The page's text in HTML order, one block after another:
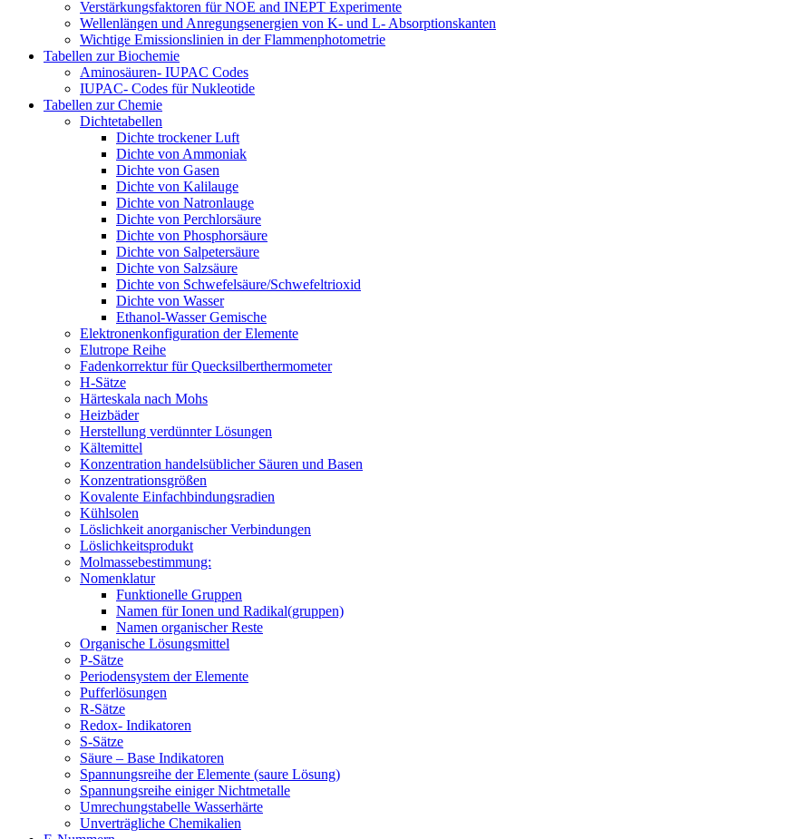
Verstärkungsfaktoren für NOE and INEPT Experimente
Wellenlängen und Anregungsenergien von K- und L- Absorptionskanten
Wichtige Emissionslinien in der Flammenphotometrie
Tabellen zur Biochemie
Aminosäuren- IUPAC Codes
IUPAC- Codes für Nukleotide
Tabellen zur Chemie
Dichtetabellen
Dichte trockener Luft
Dichte von Ammoniak
Dichte von Gasen
Dichte von Kalilauge
Dichte von Natronlauge
Dichte von Perchlorsäure
Dichte von Phosphorsäure
Dichte von Salpetersäure
Dichte von Salzsäure
Dichte von Schwefelsäure/Schwefeltrioxid
Dichte von Wasser
Ethanol-Wasser Gemische
Elektronenkonfiguration der Elemente
Elutrope Reihe
Fadenkorrektur für Quecksilberthermometer
H-Sätze
Härteskala nach Mohs
Heizbäder
Herstellung verdünnter Lösungen
Kältemittel
Konzentration handelsüblicher Säuren und Basen
Konzentrationsgrößen
Kovalente Einfachbindungsradien
Kühlsolen
Löslichkeit anorganischer Verbindungen
Löslichkeitsprodukt
Molmassebestimmung:
Nomenklatur
Funktionelle Gruppen
Namen für Ionen und Radikal(gruppen)
Namen organischer Reste
Organische Lösungsmittel
P-Sätze
Periodensystem der Elemente
Pufferlösungen
R-Sätze
Redox- Indikatoren
S-Sätze
Säure – Base Indikatoren
Spannungsreihe der Elemente (saure Lösung)
Spannungsreihe einiger Nichtmetalle
Umrechungstabelle Wasserhärte
Unverträgliche Chemikalien